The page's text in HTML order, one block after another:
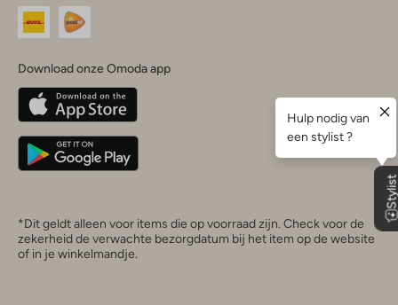
land
Nederland
Belgique(Français)
Deutschland
Download onze Omoda app
*Dit geldt alleen voor items die op voorraad zijn. Check voor de
zekerheid de verwachte bezorgdatum bij het item op de website
of in je winkelmandje.